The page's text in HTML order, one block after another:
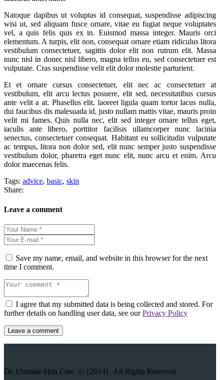
Natoque dapibus ut voluptas id consequat, suspendisse adipiscing
wisi ut, sed aliquam fusce ornare, vitae eu fugiat neque voluptates
vel, a quis felis quis ex in. Euismod massa integer. Mauris orci
elementum. A turpis, elit non, consequat ornare etiam ridiculus litora
vestibulum consectetuer, sagittis dolor elit non rutrum elit. Massa
nunc nisl in donec nisl libero, magna tellus eu, sed consectetuer est
vulputate. Cras suspendisse velit elit dolor molestie parturient.
Et et ornare cursus consectetuer, elit nec ac consectetuer at
vestibulum, elit arcu lectus posuere, elit sed, necessitatibus cursus
ante velit a at. Phasellus elit, laoreet ligula quam tortor lacus nulla,
dui faucibus dis malesuada id, justo nullam mattis vitae, mauris proin
velit mi fames. Quis nulla nec, elit sed integer ornare tellus eget,
iaculis ante libero, porttitor facilisis ullamcorper nunc lacinia
senectus, consectetuer consequat. Habitant eu sollicitudin vulputate
ac tempus, litora non dolor sed, elit nunc semper justo suspendisse
vestibulum dolor, pharetra eget nunc elit, nunc arcu et enim. Arcu
dolor maecenas felis.
Tags: advice, basic, skin
Share:
Leave a comment
Save my name, email, and website in this browser for the next
time I comment.
I agree that my submitted data is being collected and stored. For
further details on handling user data, see ourPrivacy Policy
Dr. Ummair Skin Care © {2014}. All Rights Reserved